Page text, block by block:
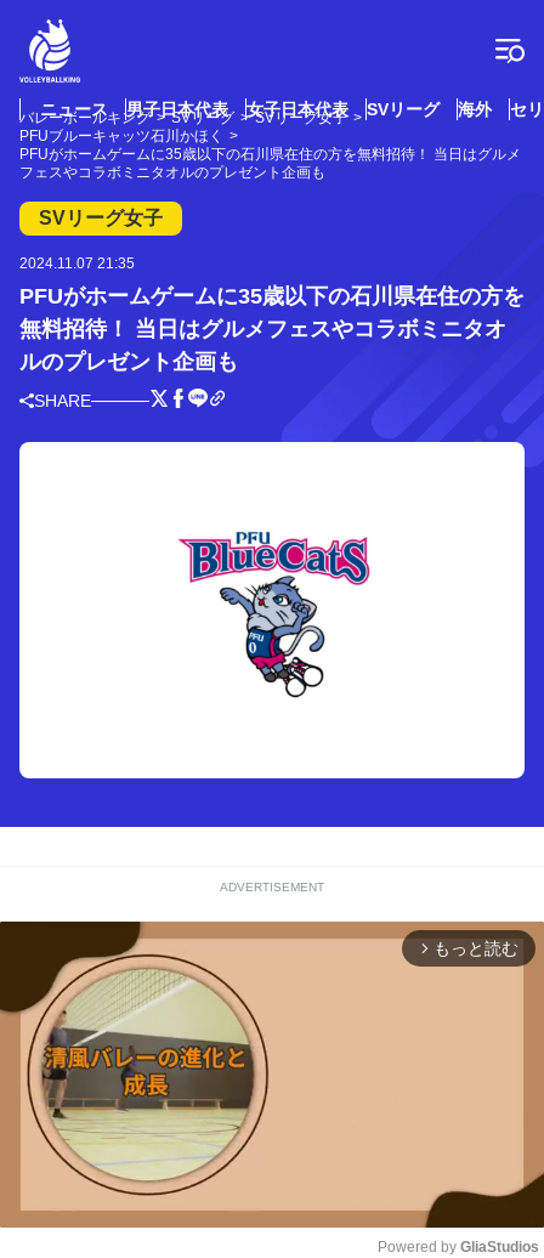
ニュース 男子日本代表 女子日本代表 SVリーグ 海外 セ
バレーボールキング SVリーグ
SVリーグ女子
PFUブルーキャッツ石川かほく
PFUがホームゲームに35歳以下の石川県在住の方を無料招待！ 当日はグルメ
フェスやコラボミニタオルのプレゼント企画も
SVリーグ女子
2024.11.07 21:35
PFUがホームゲームに35歳以下の石川県在住の方を
無料招待！ 当日はグルメフェスやコラボミニタオ
ルのプレゼント企画も
SHARE
ADVERTISEMENT
arrow_forward_ios もっと読む
Powered by GliaStudios